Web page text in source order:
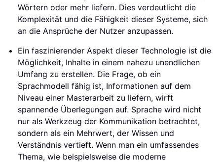
Wörtern oder mehr liefern. Dies verdeutlicht die
Komplexität und die Fähigkeit dieser Systeme, sich
an die Ansprüche der Nutzer anzupassen.
Ein faszinierender Aspekt dieser Technologie ist die
Möglichkeit, Inhalte in einem nahezu unendlichen
Umfang zu erstellen. Die Frage, ob ein
Sprachmodell fähig ist, Informationen auf dem
Niveau einer Masterarbeit zu liefern, wirft
spannende Überlegungen auf. Sprache wird nicht
nur als Werkzeug der Kommunikation betrachtet,
sondern als ein Mehrwert, der Wissen und
Verständnis vertieft. Wenn man ein umfassendes
Thema, wie beispielsweise die moderne